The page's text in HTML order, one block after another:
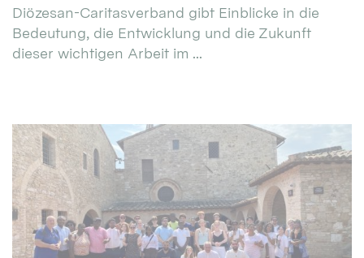
Diözesan-Caritasverband gibt Einblicke in die
Bedeutung, die Entwicklung und die Zukunft
dieser wichtigen Arbeit im ...